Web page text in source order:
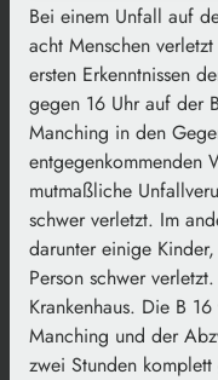
Bei einem Unfall auf
acht Menschen
ersten Erkenntnissen
gegen 16 Uhr auf der
Manching in den
entgegenkommenden
mutmaßliche
schwer verletzt. Im
darunter einige
Person schwer
Krankenhaus. Die B
Manching und der
zwei Stunden komplett